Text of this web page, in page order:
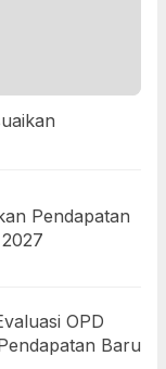
Pendapatan
OPD
Baru